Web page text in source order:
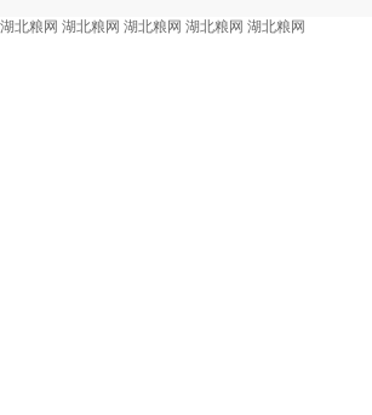
湖北粮网 湖北粮网 湖北粮网 湖北粮网 湖北粮网